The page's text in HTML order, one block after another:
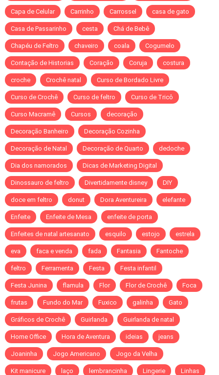
Capa de Celular Carrinho Carrossel casa de gato
Casa de Passarinho cesta Chá de Bebê
Chapéu de Feltro chaveiro coala Cogumelo
Contação de Historias Coração Coruja costura
croche Crochê natal Curso de Bordado Livre
Curso de Crochê Curso de feltro Curso de Tricô
Curso Macramê Cursos decoração
Decoração Banheiro Decoração Cozinha
Decoração de Natal Decoração de Quarto dedoche
Dia dos namorados Dicas de Marketing Digital
Dinossauro de feltro Divertidamente disney DIY
doce em feltro donut Dora Aventureira elefante
Enfeite Enfeite de Mesa enfeite de porta
Enfeites de natal artesanato esquilo estojo estrela
eva faca e venda fada Fantasia Fantoche
feltro Ferramenta Festa Festa infantil
Festa Junina flamula Flor Flor de Crochê Foca
frutas Fundo do Mar Fuxico galinha Gato
Gráficos de Crochê Guirlanda Guirlanda de natal
Home Office Hora de Aventura ideias jeans
Joaninha Jogo Americano Jogo da Velha
Kit manicure laço lembrancinha Lingerie Linhas